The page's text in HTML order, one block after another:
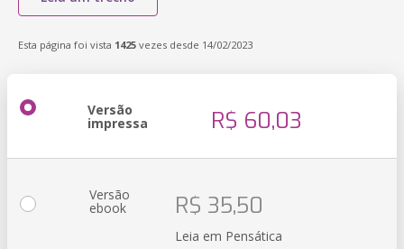
Esta página foi vista 1425 vezes desde 14/02/2023
Versão
impressa R$ 60,03
Versão
ebook R$ 35,50
Leia em Pensática